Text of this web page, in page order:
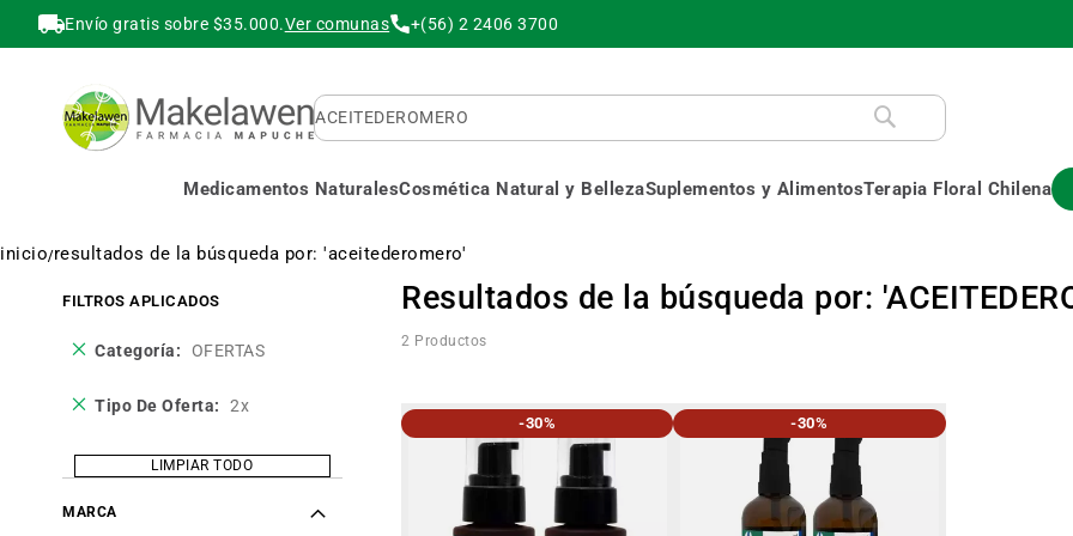
Envío gratis sobre $35.000.Ver comunas +(56) 2 2406 3700
Buscar
Medicamentos NaturalesCosmética Natural y BellezaSuplementos y AlimentosTerapia Floral Chilena
inicio resultados de la búsqueda por: 'aceitederomero'
Resultados de la búsqueda por:
2 Productos
-30% -30%
FILTROS APLICADOS
Categoría OFERTAS
Eliminar
producto
Tipo De Oferta 2x
Eliminar
producto
LIMPIAR TODO
MARCA